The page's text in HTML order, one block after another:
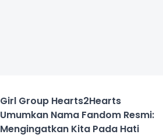
Girl Group Hearts2Hearts
Umumkan Nama Fandom Resmi:
Mengingatkan Kita Pada Hati